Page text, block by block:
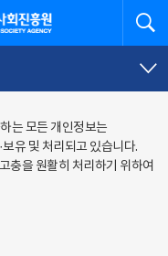
는 모든 개인정보는
유 및 처리되고 있습니다.
충을 원활히 처리하기 위하여